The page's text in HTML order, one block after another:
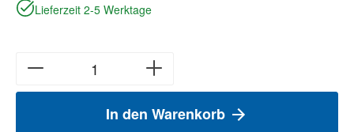
Lieferzeit 2-5 Werktage
In den Warenkorb